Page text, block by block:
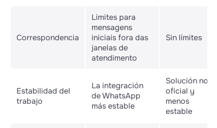
Correspondencia
Limites para
mensagens
iniciais fora das
janelas de
atendimento
Sin límites
Estabilidad del
trabajo
La integración
de WhatsApp
más estable
Solución no
oficial y
menos
estable